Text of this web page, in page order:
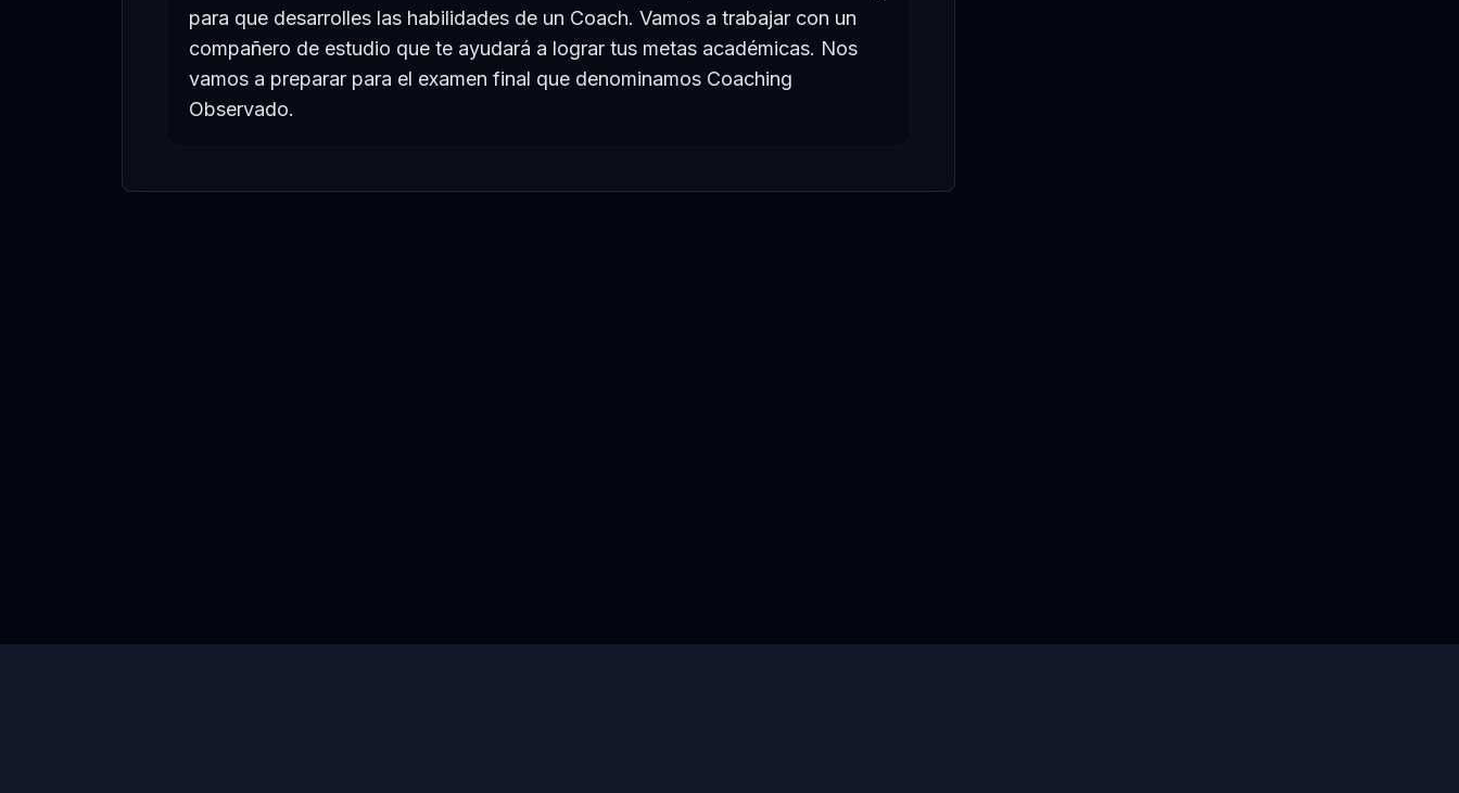
para que desarrolles las habilidades de un Coach. Vamos a trabajar con un
compañero de estudio que te ayudará a lograr tus metas académicas. Nos
vamos a preparar para el examen final que denominamos Coaching
Observado.